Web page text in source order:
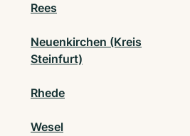
Rees
Neuenkirchen (Kreis
Steinfurt)
Rhede
Wesel